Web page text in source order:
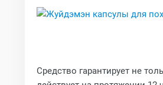
Средство гарантирует не